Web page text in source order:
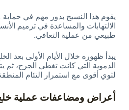
يقوم هذا النسيج بدور مهم في
الالتهابات والمساعدة في ترميم
طبيعي من عملية التعافي.
يبدأ ظهوره خلال الأيام الأولى بعد
الدموية التي كانت تغطي الجرح، ثم
لثوي أقوى مع استمرار التئام
أعراض ومضاعفات عملية